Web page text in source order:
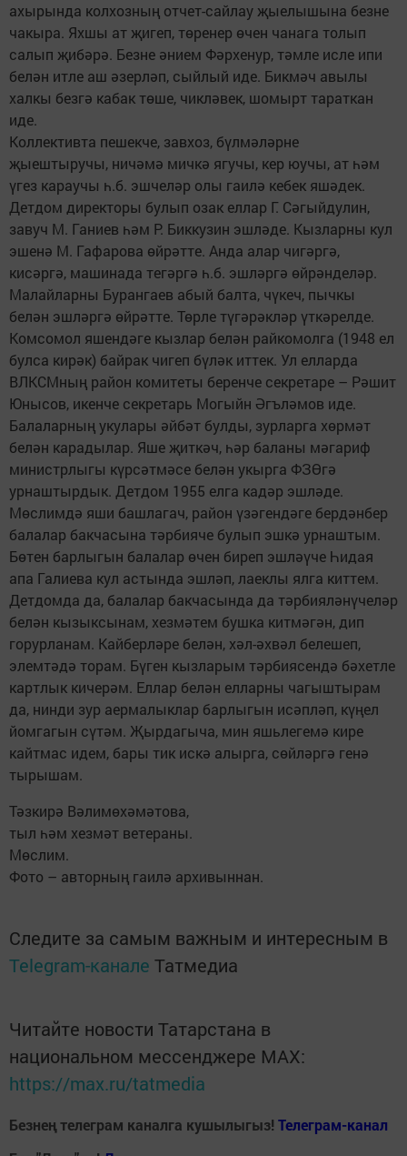
ахырында колхозның отчет-сайлау җыелышына безне
чакыра. Яхшы ат җигеп, төренер өчен чанага толып
салып җибәрә. Безне әнием Фәрхенур, тәмле исле ипи
белән итле аш әзерләп, сыйлый иде. Бикмәч авылы
халкы безгә кабак төше, чикләвек, шомырт тараткан
иде.
Коллективта пешекче, завхоз, бүлмәләрне
җыештыручы, ничәмә мичкә ягучы, кер юучы, ат һәм
үгез караучы һ.б. эшчеләр олы гаилә кебек яшәдек.
Детдом директоры булып озак еллар Г. Сәгыйдулин,
завуч М. Ганиев һәм Р. Биккузин эшләде. Кызларны кул
эшенә М. Гафарова өйрәтте. Анда алар чигәргә,
кисәргә, машинада тегәргә һ.б. эшләргә өйрәнделәр.
Малайларны Бурангаев абый балта, чүкеч, пычкы
белән эшләргә өйрәтте. Төрле түгәрәкләр үткәрелде.
Комсомол яшендәге кызлар белән райкомолга (1948 ел
булса кирәк) байрак чигеп бүләк иттек. Ул елларда
ВЛКСМның район комитеты беренче секретаре – Рәшит
Юнысов, икенче секретарь Могыйн Әгъләмов иде.
Балаларның укулары әйбәт булды, зурларга хөрмәт
белән карадылар. Яше җиткәч, һәр баланы мәгариф
министрлыгы күрсәтмәсе белән укырга ФЗӨгә
урнаштырдык. Детдом 1955 елга кадәр эшләде.
Мөслимдә яши башлагач, район үзәгендәге бердәнбер
балалар бакчасына тәрбияче булып эшкә урнаштым.
Бөтен барлыгын балалар өчен биреп эшләүче Һидая
апа Галиева кул астында эшләп, лаеклы ялга киттем.
Детдомда да, балалар бакчасында да тәрбияләнүчеләр
белән кызыксынам, хезмәтем бушка китмәгән, дип
горурланам. Кайберләре белән, хәл-әхвәл белешеп,
элемтәдә торам. Бүген кызларым тәрбиясендә бәхетле
картлык кичерәм. Еллар белән елларны чагыштырам
да, нинди зур аермалыклар барлыгын исәпләп, күңел
йомгагын сүтәм. Җырдагыча, мин яшьлегемә кире
кайтмас идем, бары тик искә алырга, сөйләргә генә
тырышам.
Тәзкирә Вәлимөхәмәтова,
тыл һәм хезмәт ветераны.
Мөслим.
Фото – авторның гаилә архивыннан.
Следите за самым важным и интересным в
Telegram-канале Татмедиа
Читайте новости Татарстана в
национальном мессенджере MАХ:
https://max.ru/tatmedia
Безнең телеграм каналга кушылыгыз! Телеграм-канал